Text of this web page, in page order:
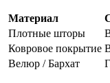
Материал
Плотные шторы
Ковровое покрытие
Велюр / Бархат